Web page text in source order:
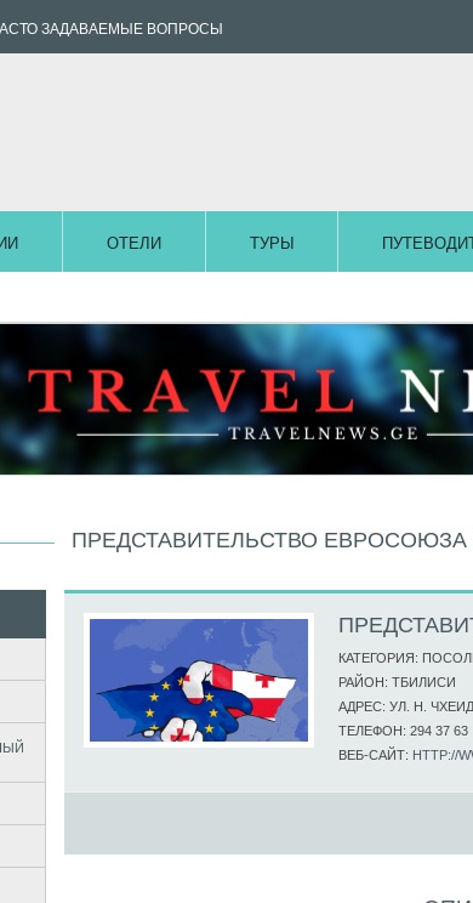
ЗАДАВАЕМЫЕ ВОПРОСЫ
ОТЕЛИ ТУРЫ
ПРЕДСТАВИТЕЛЬСТВО ЕВРОСОЮЗА
КАТЕГОРИЯ:
РАЙОН: ТБИЛИСИ
АДРЕС: УЛ. Н.
ТЕЛЕФОН: 294 37 63
ВЕБ-САЙТ: HTTP://